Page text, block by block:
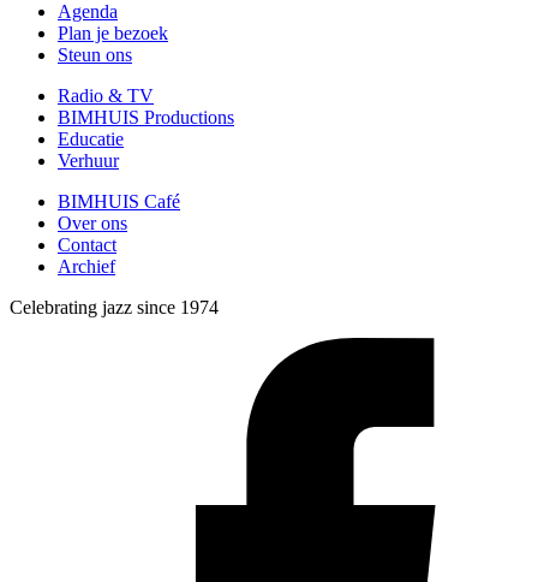
Agenda
Plan je bezoek
Steun ons
Radio & TV
BIMHUIS Productions
Educatie
Verhuur
BIMHUIS Café
Over ons
Contact
Archief
Celebrating jazz since 1974